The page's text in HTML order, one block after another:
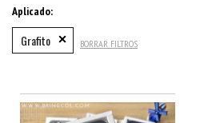
Aplicado:
Grafito BORRAR FILTROS